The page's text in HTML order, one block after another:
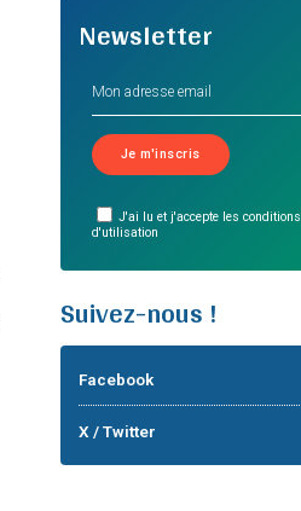
Newsletter
J'ai lu et j'accepte les conditions
d'utilisation
Suivez-nous !
Facebook
X / Twitter